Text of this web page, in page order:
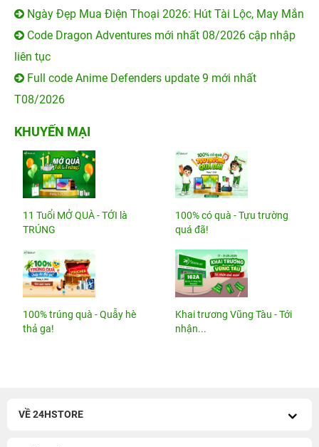
Ngày Đẹp Mua Điện Thoại 2026: Hút Tài Lộc, May Mắn
Code Dragon Adventures mới nhất 08/2026 cập nhập
liên tục
Full code Anime Defenders update 9 mới nhất
T08/2026
KHUYẾN MẠI
11 Tuổi MỞ QUÀ - TỚI là
TRÚNG
100% có quà - Tựu trường
quá đã!
100% trúng quà - Quẫy hè
thả ga!
Khai trương Vũng Tàu - Tới
nhận...
VỀ 24HSTORE